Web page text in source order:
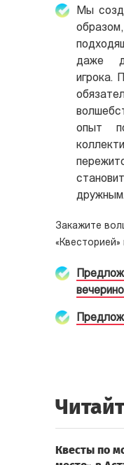
Мы
даже
игрока.
опыт
Закажите
Квесты по